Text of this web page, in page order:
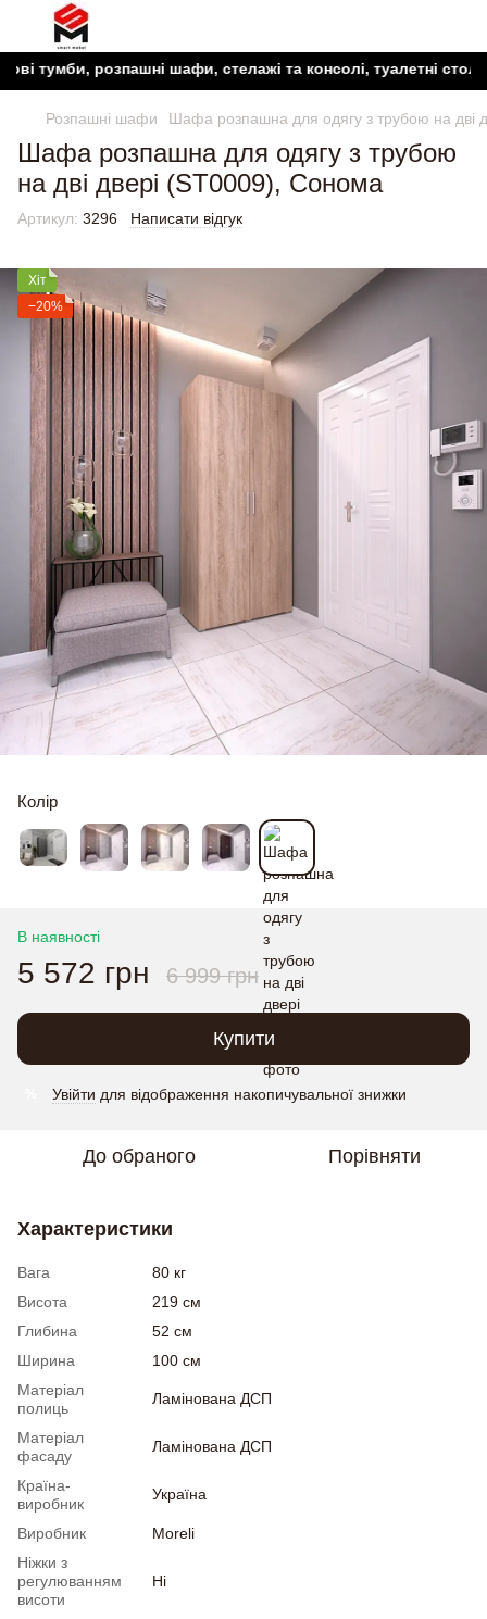
розпашні шафи, стелажі та консолі, туалетні столики,
Розпашні шафи Шафа розпашна для одягу з трубою на дві
Шафа розпашна для одягу з трубою
на дві двері (ST0009), Сонома
Артикул: 3296 Написати відгук
Хіт
−20%
Колір
В наявності
5 572 грн 6 999 грн
Купити
Увійти для відображення накопичувальної знижки
До обраного Порівняти
Характеристики
Вага
80 кг
Висота
219 см
Глибина
52 см
Ширина
100 см
Матеріал
полиць
Ламінована ДСП
Матеріал
фасаду
Ламінована ДСП
Країна-
виробник
Україна
Виробник
Moreli
Ніжки з
регулюванням
висоти
Ні